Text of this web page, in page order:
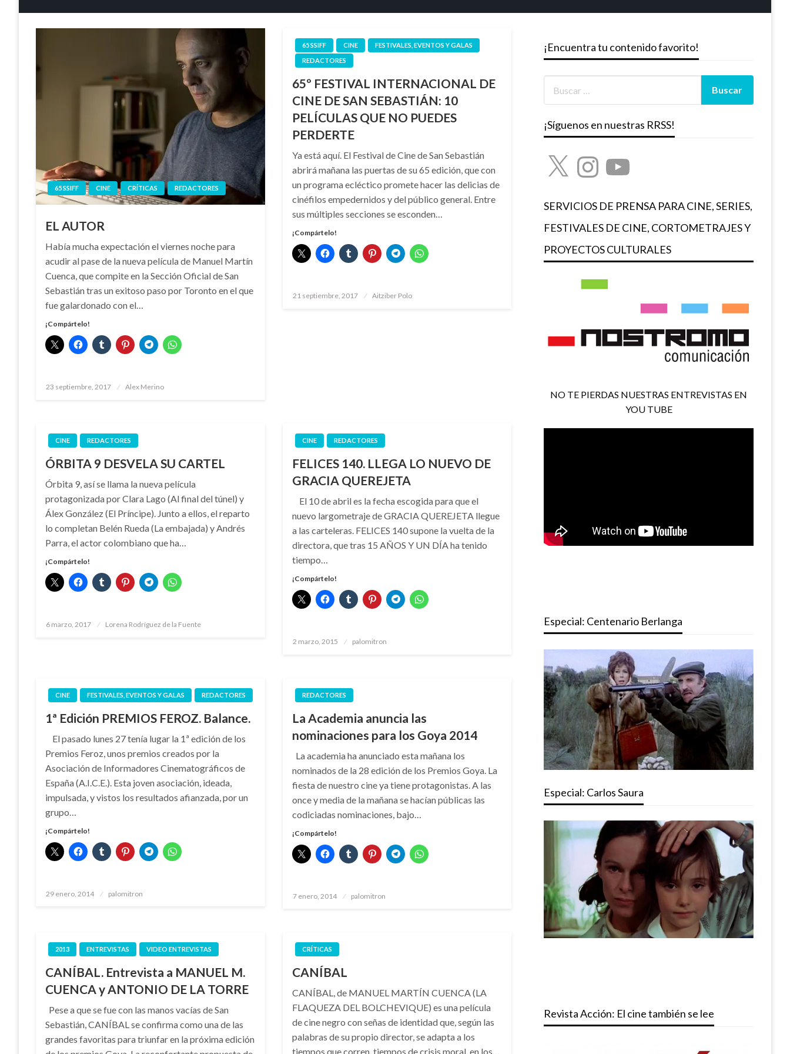
65 SSIFF CINE CRÍTICAS REDACTORES
EL AUTOR
Había mucha expectación el viernes noche para
acudir al pase de la nueva película de Manuel Martín
Cuenca, que compite en la Sección Oficial de San
Sebastián tras un exitoso paso por Toronto en el que
fue galardonado con el…
¡Compártelo!
Publicado
23 septiembre, 2017 Alex Merino
65 SSIFF CINE
FESTIVALES, EVENTOS Y GALAS
REDACTORES
65º FESTIVAL INTERNACIONAL DE
CINE DE SAN SEBASTIÁN: 10
PELÍCULAS QUE NO PUEDES
PERDERTE
Ya está aquí. El Festival de Cine de San Sebastián
abrirá mañana las puertas de su 65 edición, que con
un programa ecléctico promete hacer las delicias de
cinéfilos empedernidos y del público general. Entre
sus múltiples secciones se esconden…
¡Compártelo!
Publicado
21 septiembre, 2017 Aitziber Polo
CINE REDACTORES
ÓRBITA 9 DESVELA SU CARTEL
Órbita 9, así se llama la nueva película
protagonizada por Clara Lago (Al final del túnel) y
Álex González (El Príncipe). Junto a ellos, el reparto
lo completan Belén Rueda (La embajada) y Andrés
Parra, el actor colombiano que ha…
¡Compártelo!
Publicado
6 marzo, 2017 Lorena Rodríguez de la Fuente
CINE REDACTORES
FELICES 140. LLEGA LO NUEVO DE
GRACIA QUEREJETA
El 10 de abril es la fecha escogida para que el
nuevo largometraje de GRACIA QUEREJETA llegue
a las carteleras. FELICES 140 supone la vuelta de la
directora, que tras 15 AÑOS Y UN DÍA ha tenido
tiempo…
¡Compártelo!
Publicado
2 marzo, 2015 palomitron
CINE FESTIVALES, EVENTOS Y GALAS REDACTORES
1ª Edición PREMIOS FEROZ. Balance.
El pasado lunes 27 tenía lugar la 1ª edición de los
Premios Feroz, unos premios creados por la
Asociación de Informadores Cinematográficos de
España (A.I.C.E.). Esta joven asociación, ideada,
impulsada, y vistos los resultados afianzada, por un
grupo…
¡Compártelo!
Publicado
29 enero, 2014 palomitron
REDACTORES
La Academia anuncia las
nominaciones para los Goya 2014
La academia ha anunciado esta mañana los
nominados de la 28 edición de los Premios Goya. La
fiesta de nuestro cine ya tiene protagonistas. A las
once y media de la mañana se hacían públicas las
codiciadas nominaciones, bajo…
¡Compártelo!
Publicado
7 enero, 2014 palomitron
2013 ENTREVISTAS VIDEO ENTREVISTAS
CANÍBAL. Entrevista a MANUEL M.
CUENCA y ANTONIO DE LA TORRE
Pese a que se fue con las manos vacías de San
Sebastián, CANÍBAL se confirma como una de las
grandes favoritas para triunfar en la próxima edición
CRÍTICAS
CANÍBAL
CANÍBAL, de MANUEL MARTÍN CUENCA (LA
FLAQUEZA DEL BOLCHEVIQUE) es una película
de cine negro con señas de identidad que, según las
palabras de su propio director, se adapta a los
tiempos que corren, tiempos de crisis moral, en los…
¡Encuentra tu contenido favorito!
¡Síguenos en nuestras RRSS!
X InstagramYouTube
SERVICIOS DE PRENSA PARA CINE, SERIES,
FESTIVALES DE CINE, CORTOMETRAJES Y
PROYECTOS CULTURALES
NO TE PIERDAS NUESTRAS ENTREVISTAS EN
YOU TUBE
Especial: Centenario Berlanga
Especial: Carlos Saura
Revista Acción: El cine también se lee